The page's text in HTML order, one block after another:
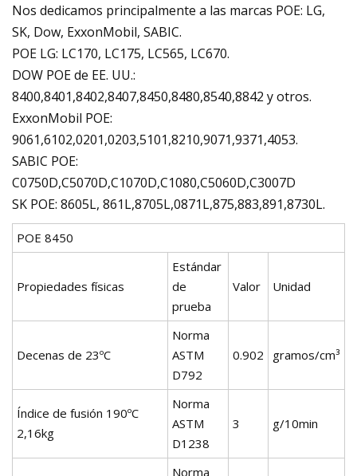
Nos dedicamos principalmente a las marcas POE: LG,
SK, Dow, ExxonMobil, SABIC.
POE LG: LC170, LC175, LC565, LC670.
DOW POE de EE. UU.:
8400,8401,8402,8407,8450,8480,8540,8842 y otros.
ExxonMobil POE:
9061,6102,0201,0203,5101,8210,9071,9371,4053.
SABIC POE:
C0750D,C5070D,C1070D,C1080,C5060D,C3007D
SK POE: 8605L, 861L,8705L,0871L,875,883,891,8730L.
POE 8450
Propiedades físicas
Estándar
de
prueba
Valor Unidad
Decenas de 23ºC
Norma
ASTM
D792
0.902 gramos/cm³
Índice de fusión 190ºC
2,16kg
Norma
ASTM
D1238
3 g/10min
Norma